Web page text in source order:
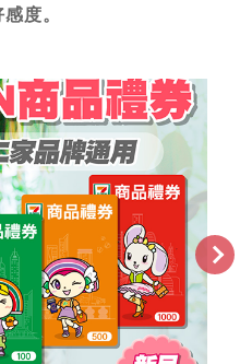
度。